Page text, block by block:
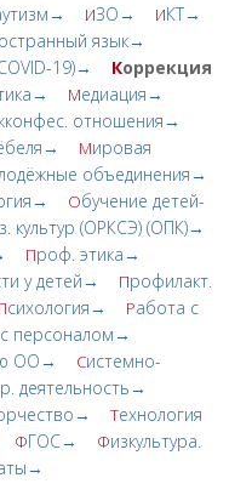
ИЗО→ ИКТ→
язык→
19)→ Коррекция
Медиация→
отношения→
Мировая
объединения→
Обучение детей-
культур (ОРКСЭ) (ОПК)→
Проф. этика→
у детей→ Профилакт.
сихология→ Работа с
персоналом→
ОО→ Системно-
деятельность→
Технология
ФГОС→ Физкультура.